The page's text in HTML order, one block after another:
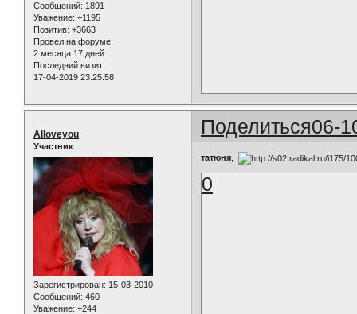
Сообщений: 1891
Уважение: +1195
Позитив: +3663
Провел на форуме:
2 месяца 17 дней
Последний визит:
17-04-2019 23:25:58
Поделиться06-
Alloveyou
Участник
Зарегистрирован: 15-03-2010
Сообщений: 460
Уважение: +244
татюня
0